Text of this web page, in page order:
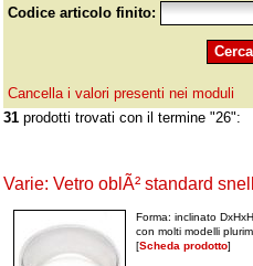
Codice articolo finito:
Cancella i valori presenti nei moduli
31 prodotti trovati con il termine "26":
Varie: Vetro oblÃ² standard
Forma: inclinato
con molti modelli
[Scheda prodotto]